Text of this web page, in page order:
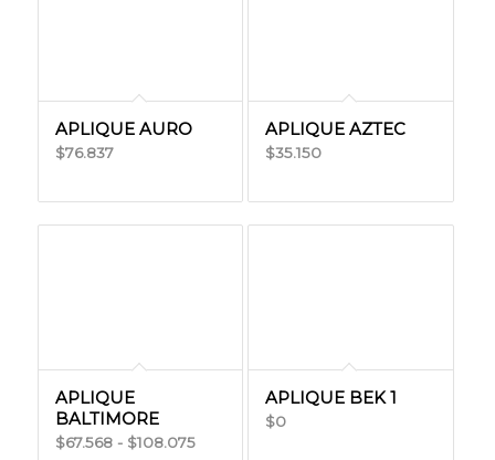
APLIQUE AURO
$76.837
APLIQUE AZTEC
$35.150
APLIQUE
BALTIMORE
$67.568 - $108.075Rango
APLIQUE BEK 1
$0